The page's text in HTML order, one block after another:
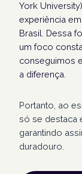
York
experiência
Brasil. Dessa
um foco
conseguimos
a diferença.
Portanto, ao
só se destaca
garantindo
duradouro.